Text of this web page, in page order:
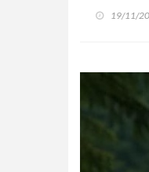
19/11/